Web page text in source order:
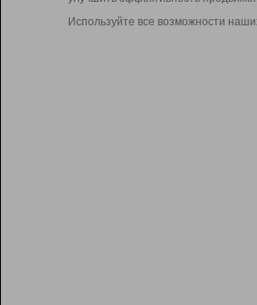
Используйте все возможности